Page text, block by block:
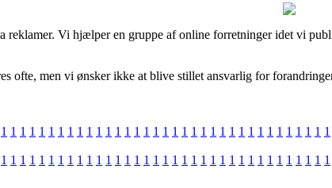
reklamer. Vi hjælper en gruppe af online forretninger idet vi
ofte, men vi ønsker ikke at blive stillet ansvarlig for
1 1 1 1 1 1 1 1 1 1 1 1 1 1 1 1 1 1 1 1 1 1 1 1 1 1 1 1 1 1 1 1 1 1 1
1 1 1 1 1 1 1 1 1 1 1 1 1 1 1 1 1 1 1 1 1 1 1 1 1 1 1 1 1 1 1 1 1 1 1